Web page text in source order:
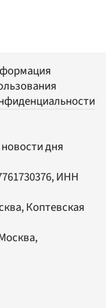
дня
ИНН
Коптевская
,